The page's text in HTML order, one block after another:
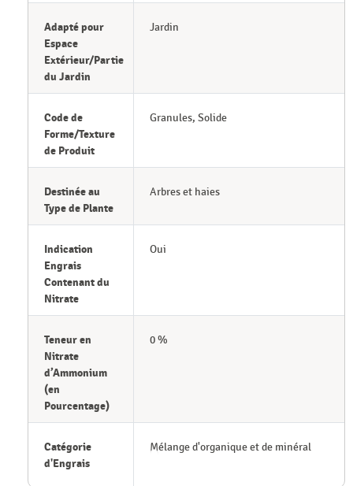
Adapté pour
Espace
Extérieur/Partie
du Jardin
Jardin
Code de
Forme/Texture
de Produit
Granules, Solide
Destinée au
Type de Plante
Arbres et haies
Indication
Engrais
Contenant du
Nitrate
Oui
Teneur en
Nitrate
d’Ammonium
(en
Pourcentage)
0 %
Catégorie
d'Engrais
Mélange d'organique et de minéral